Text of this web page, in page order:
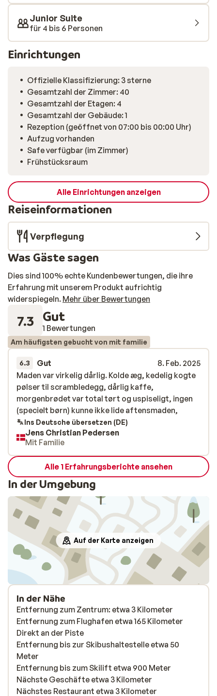
machen!Junior Suite
für 4 bis 6 Personen
Einrichtungen
Offizielle Klassifizierung: 3 sterne
Gesamtzahl der Zimmer: 40
Gesamtzahl der Etagen: 4
Gesamtzahl der Gebäude: 1
Rezeption (geöffnet von 07:00 bis 00:00 Uhr)
Aufzug vorhanden
Safe verfügbar (im Zimmer)
Frühstücksraum
Alle Einrichtungen anzeigen
Reiseinformationen
Verpflegung
Was Gäste sagen
Dies sind 100% echte Kundenbewertungen, die ihre
Erfahrung mit unserem Produkt aufrichtig
widerspiegeln. Mehr über Bewertungen
7.3 Gut
1 Bewertungen
Am häufigsten gebucht von mit familie
6.3 Gut
8. Feb. 2025
Maden var virkelig dårlig. Kolde æg, kedelig kogte
pølser til scrambledegg, dårlig kaffe,
morgenbrødet var total tørt og uspiseligt, ingen
(specielt børn) kunne ikke lide aftensmaden,
Maden var virkelig dårlig. Kolde æg, kedelig kogte
pølser til scrambledegg, dårlig kaffe,
morgenbrødet var total tørt og uspiseligt, ingen
(specielt børn) kunne ikke lide aftensmaden,
Ins Deutsche übersetzen (DE)
Jens Christian Pedersen
Mit Familie
Alle 1 Erfahrungsberichte ansehen
In der Umgebung
Auf der Karte anzeigen
In der Nähe
Entfernung zum Zentrum: etwa 3 Kilometer
Entfernung zum Flughafen etwa 165 Kilometer
Direkt an der Piste
Entfernung bis zur Skibushaltestelle etwa 50
Meter
Entfernung bis zum Skilift etwa 900 Meter
Nächste Geschäfte etwa 3 Kilometer
Nächstes Restaurant etwa 3 Kilometer